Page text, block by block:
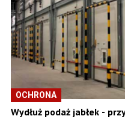
OCHRONA
Wydłuż podaż jabłek -